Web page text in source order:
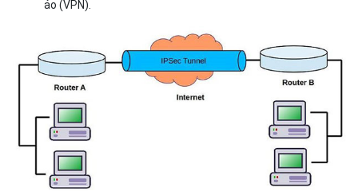
IPSec có thể được sử dụng cho các công việc như:
Mã hóa dữ liệu lớp ứng dụng.
Cung cấp bảo mật cho các bộ định tuyến gửi dữ liệu định
tuyến qua internet công cộng.
Cung cấp xác thực không mã hóa, như xác thực rằng dữ
liệu bắt nguồn từ một người gửi đã biết.
Bảo vệ dữ liệu mạng bằng cách thiết lập các mạch sử dụng
đường hầm IPsec, trong đó tất cả dữ liệu đang được gửi
giữa hai điểm cuối được mã hóa, như với kết nối Mạng riêng
ảo (VPN).